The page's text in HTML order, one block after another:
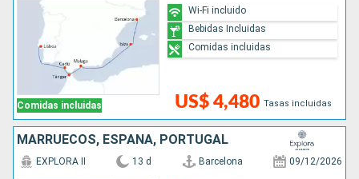
Comidas incluidas US$ 4,480 Tasas incluidas
Wi-Fi incluido
Bebidas Incluidas
Comidas incluidas
MARRUECOS, ESPAÑA, PORTUGAL
EXPLORA II 13 d Barcelona 09/12/2026